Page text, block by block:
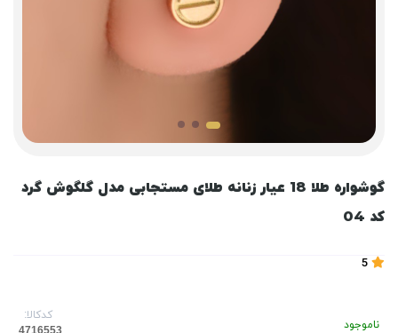
گوشواره طلا 18 عیار زنانه طلای مستجابی مدل گلگوش گرد
کد 04
ناموجود
کدکالا: